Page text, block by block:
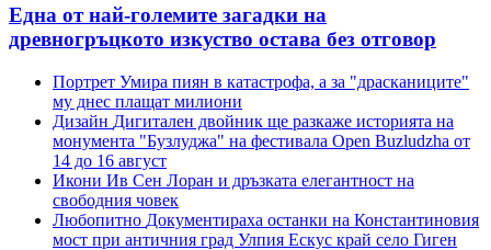
Една от най-големите загадки на
древногръцкото изкуство остава без отговор
Портрет Умира пиян в катастрофа, а за "драсканиците"
му днес плащат милиони
Дизайн Дигитален двойник ще разкаже историята на
монумента "Бузлуджа" на фестивала Open Buzludzha от
14 до 16 август
Икони Ив Сен Лоран и дръзката елегантност на
свободния човек
Любопитно Документираха останки на Константиновия
мост при античния град Улпия Ескус край село Гиген